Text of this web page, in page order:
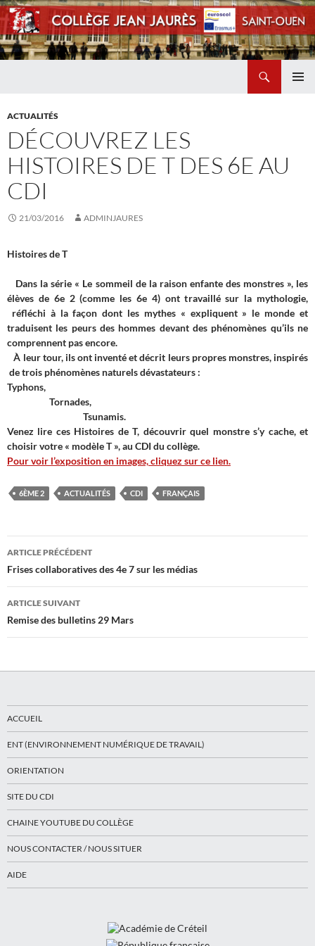
CONTENU
ACTUALITÉS
DÉCOUVREZ LES
HISTOIRES DE T DES 6E AU
CDI
21/03/2016 ADMINJAURES
Histoires deT
Dans la série « Le sommeil de la raison enfante des monstres », les
élèves de 6e 2 (comme les 6e 4) ont travaillé sur la mythologie,
réfléchi à la façon dont les mythes « expliquent » le monde et
traduisent les peurs des hommes devant des phénomènes qu’ils ne
comprennent pas encore.
À leur tour, ils ont inventé et décrit leurs propres monstres, inspirés
de trois phénomènes naturels dévastateurs :
Typhons,
Tornades,
Tsunamis.
Venez lire ces Histoires deT, découvrir quel monstre s’y cache, et
choisir votre « modèle T », au CDI du collège.
Pour voir l’exposition en images, cliquez sur ce lien.
6ÈME 2 ACTUALITÉS CDI FRANÇAIS
Navigation
des
articles
ARTICLE PRÉCÉDENT
Frises collaboratives des 4e 7 sur les médias
ARTICLE SUIVANT
Remise des bulletins 29 Mars
ACCUEIL
ENT (ENVIRONNEMENT NUMÉRIQUE DE TRAVAIL)
ORIENTATION
SITE DU CDI
CHAINE YOUTUBE DU COLLÈGE
NOUS CONTACTER / NOUS SITUER
AIDE